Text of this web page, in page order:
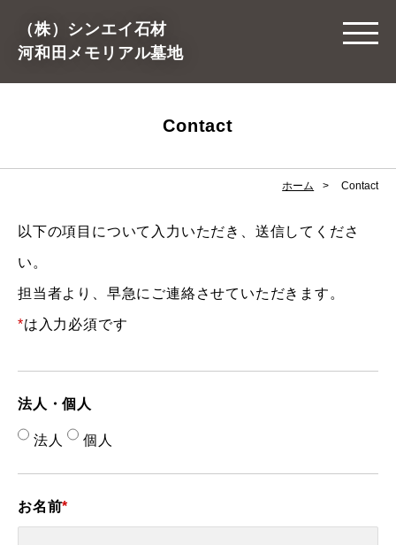
（株）シンエイ石材
河和田メモリアル墓地
Contact
ホーム Contact
以下の項目について入力いただき、送信してくださ
い。
担当者より、早急にご連絡させていただきます。
*は入力必須です
法人・個人
法人 個人
お名前*